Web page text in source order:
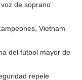
de soprano
Vietnam
del fútbol mayor de
repele